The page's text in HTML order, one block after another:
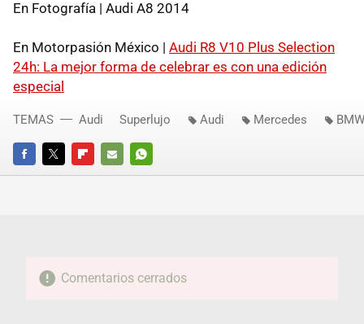
En Fotografía | Audi A8 2014
En Motorpasión México | Audi R8 V10 Plus Selection
24h: La mejor forma de celebrar es con una edición
especial
FACEBOOKTWITTERFLIPBOARD
E-
WHATSAPP
TEMAS Audi Superlujo Audi Mercedes BMW
Comentarios cerrados